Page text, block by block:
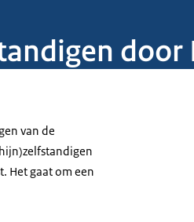
door
van de
Het gaat om een